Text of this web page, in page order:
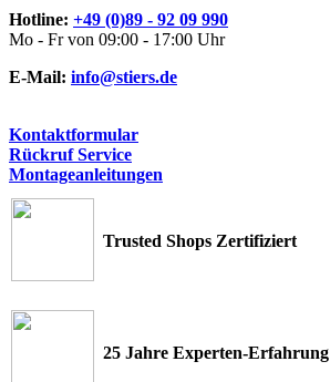
Hotline: +49 (0)89 - 92 09 990
Mo - Fr von 09:00 - 17:00 Uhr
E-Mail: info@stiers.de
Kontaktformular
Rückruf Service
Montageanleitungen
Trusted Shops Zertifiziert
25 Jahre Experten-Erfahrung